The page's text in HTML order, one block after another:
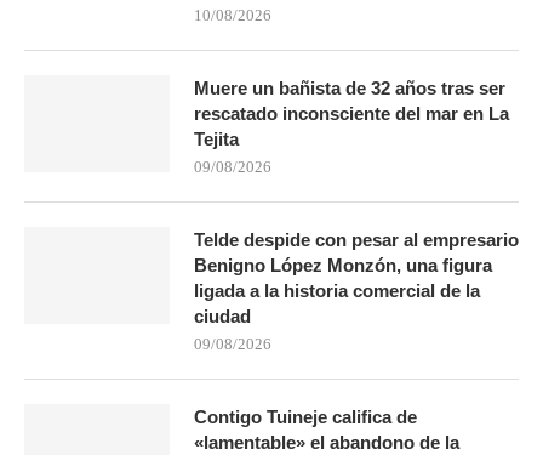
10/08/2026
Muere un bañista de 32 años tras ser
rescatado inconsciente del mar en La
Tejita
09/08/2026
Telde despide con pesar al empresario
Benigno López Monzón, una figura
ligada a la historia comercial de la
ciudad
09/08/2026
Contigo Tuineje califica de
«lamentable» el abandono de la